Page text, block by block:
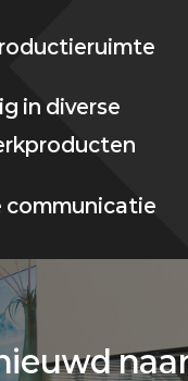
in diverse
communicatie